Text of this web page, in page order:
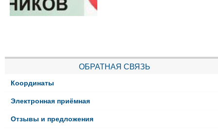
ОБРАТНАЯ СВЯЗЬ
Координаты
Электронная приёмная
Отзывы и предложения